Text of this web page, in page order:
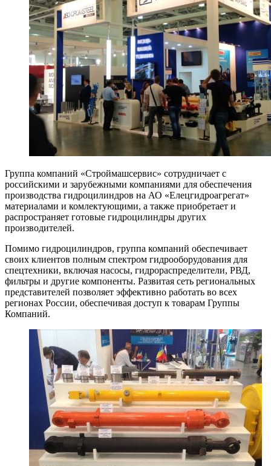
Группа компаний «Строймашсервис» сотрудничает с
российскими и зарубежными компаниями для обеспечения
производства гидроцилиндров на АО «Елецгидроагрегат»
материалами и комлектующими, а также приобретает и
распространяет готовые гидроцилиндры других
производителей.
Помимо гидроцилиндров, группа компаний обеспечивает
своих клиентов полным спектром гидрооборудования для
спецтехники, включая насосы, гидрораспределители, РВД,
фильтры и другие компоненты. Развитая сеть региональных
представителей позволяет эффективно работать во всех
регионах России, обеспечивая доступ к товарам Группы
Компаний.